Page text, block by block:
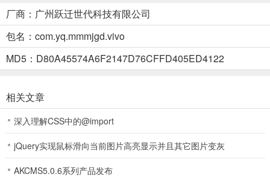
1、进入游戏内，我们先来制作饮品。
2、这里可以选择自己喜欢的。
3、制作完就可以回到直播了。
4、这里拖动饮品喂给小猫。
厂商：广州跃迁世代科技有限公司
包名：com.yq.mmmjgd.vivo
MD5：D80A45574A6F2147D76CFFD405ED4122
相关文章
深入理解CSS中的@import
jQuery实现鼠标滑向当前图片高亮显示并且其它图片变灰
AKCMS5.0.6系列产品发布